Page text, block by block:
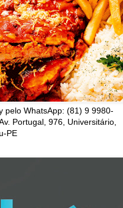
pelo WhatsApp: (81) 9 9980-
Portugal, 976, Universitário,
PE